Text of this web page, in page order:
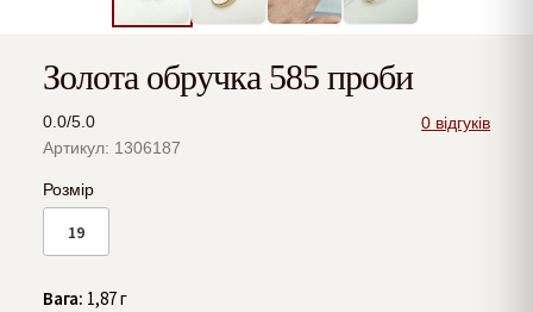
Золота обручка 585 проби
0.0/5.0
0 відгуків
Артикул: 1306187
Розмір
19
Вага: 1,87 г